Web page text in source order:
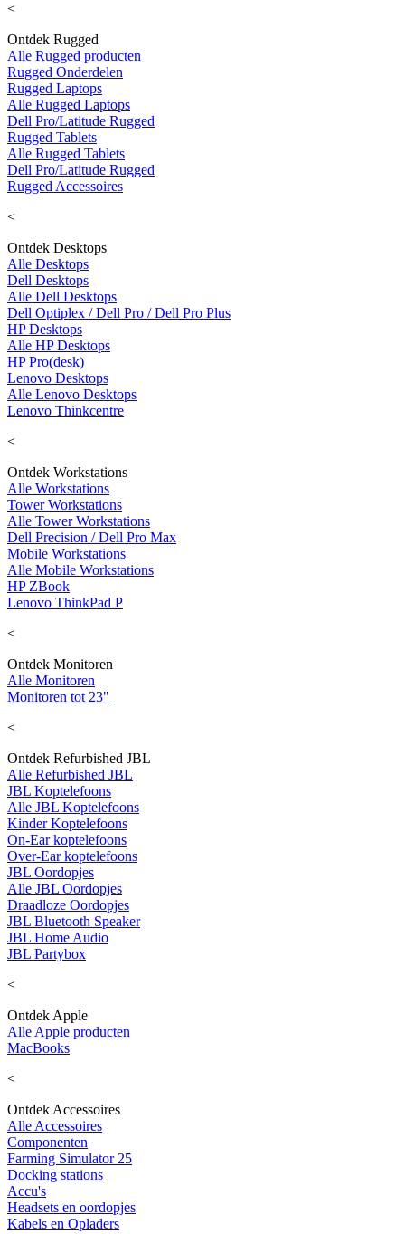
<
Ontdek Rugged
Alle Rugged producten
Rugged Onderdelen
Rugged Laptops
Alle Rugged Laptops
Dell Pro/Latitude Rugged
Rugged Tablets
Alle Rugged Tablets
Dell Pro/Latitude Rugged
Rugged Accessoires
<
Ontdek Desktops
Alle Desktops
Dell Desktops
Alle Dell Desktops
Dell Optiplex / Dell Pro / Dell Pro Plus
HP Desktops
Alle HP Desktops
HP Pro(desk)
Lenovo Desktops
Alle Lenovo Desktops
Lenovo Thinkcentre
<
Ontdek Workstations
Alle Workstations
Tower Workstations
Alle Tower Workstations
Dell Precision / Dell Pro Max
Mobile Workstations
Alle Mobile Workstations
HP ZBook
Lenovo ThinkPad P
<
Ontdek Monitoren
Alle Monitoren
Monitoren tot 23"
<
Ontdek Refurbished JBL
Alle Refurbished JBL
JBL Koptelefoons
Alle JBL Koptelefoons
Kinder Koptelefoons
On-Ear koptelefoons
Over-Ear koptelefoons
JBL Oordopjes
Alle JBL Oordopjes
Draadloze Oordopjes
JBL Bluetooth Speaker
JBL Home Audio
JBL Partybox
<
Ontdek Apple
Alle Apple producten
MacBooks
<
Ontdek Accessoires
Alle Accessoires
Componenten
Farming Simulator 25
Docking stations
Accu's
Headsets en oordopjes
Kabels en Opladers